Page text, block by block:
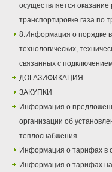
осуществляется оказание
транспортировке газа по
8.Информация о порядке
технологических,
связанных с
ДОГАЗИФИКАЦИЯ
ЗАКУПКИ
Информация о
организации об
теплоснабжения
Информация о тарифах в
Информация о тарифах на